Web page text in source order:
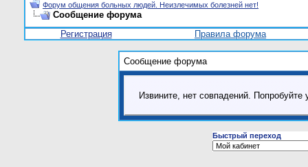
Форум общения больных людей. Неизлечимых болезней нет!
Сообщение форума
Регистрация
Правила форума
Сообщение форума
Извините, нет совпадений.
Быстрый переход